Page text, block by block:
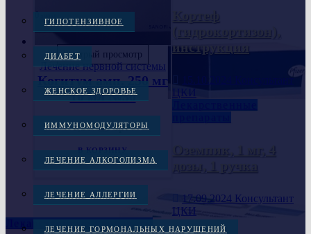
ГИПОТЕНЗИВНОЕ
ДИАБЕТ
ЖЕНСКОЕ ЗДОРОВЬЕ
ИММУНОМОДУЛЯТОРЫ
ЛЕЧЕНИЕ АЛКОГОЛИЗМА
ЛЕЧЕНИЕ АЛЛЕРГИИ
ЛЕЧЕНИЕ ГОРМОНАЛЬНЫХ НАРУШЕНИЙ
Быстрый просмотр
Лечение нервной системы
Когитум амп. 250 мг
10 мл №30
6,200.00грн.
В КОРЗИНУ
инструкция
Консультант
ЦКИ
17.09.2024 Консультант
ЦКИ
Лекарственные препараты